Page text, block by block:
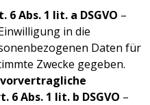
Abs. 1 lit. a DSGVO –
in die
Daten für
Zwecke gegeben.
Abs. 1 lit. b DSGVO –